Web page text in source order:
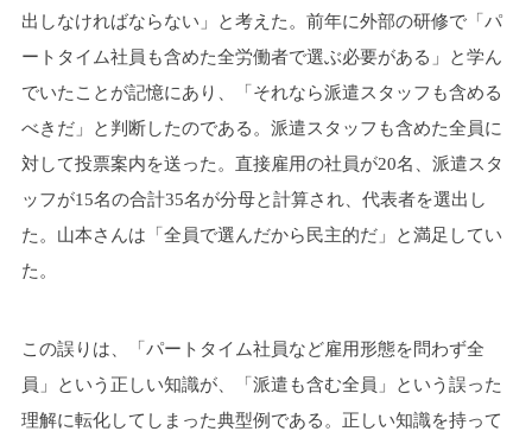
出しなければならない」と考えた。前年に外部の研修で「パ
ートタイム社員も含めた全労働者で選ぶ必要がある」と学ん
でいたことが記憶にあり、「それなら派遣スタッフも含める
べきだ」と判断したのである。派遣スタッフも含めた全員に
対して投票案内を送った。直接雇用の社員が20名、派遣スタ
ッフが15名の合計35名が分母と計算され、代表者を選出し
た。山本さんは「全員で選んだから民主的だ」と満足してい
た。
この誤りは、「パートタイム社員など雇用形態を問わず全
員」という正しい知識が、「派遣も含む全員」という誤った
理解に転化してしまった典型例である。正しい知識を持って